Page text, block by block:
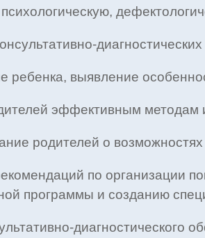
ребенка, выявление
эффективным
родителей о
по организации
программы и созданию
диагностического